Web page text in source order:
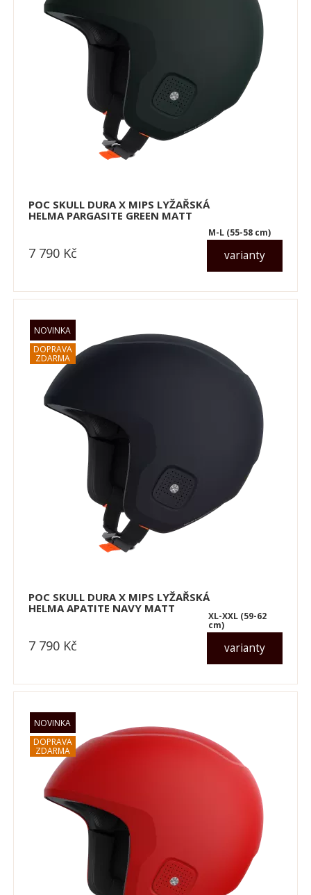
POC SKULL DURA X MIPS LYŽAŘSKÁ
HELMA PARGASITE GREEN MATT
varianty
M-L (55-58 cm)
7 790 Kč
POC SKULL DURA X MIPS LYŽAŘSKÁ
HELMA APATITE NAVY MATT
varianty
XL-XXL (59-62
cm)
7 790 Kč